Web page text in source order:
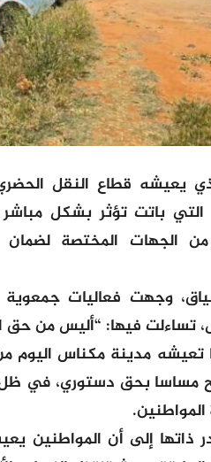
يعيشه قطاع النقل
التي باتت تؤثر بشكل
الجهات المختصة لضمان
وجهت فعاليات
تساءلت فيها: “أليس من حق
تعيشه مدينة مكناس اليوم
مساسا بحق دستوري، في
ذاتها إلى أن المواطنين